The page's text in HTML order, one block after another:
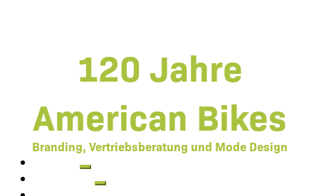
120 Jahre
American Bikes
Branding, Vertriebsberatung und Mode Design